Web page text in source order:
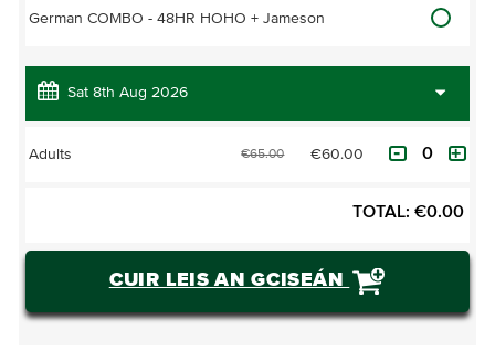
German COMBO - 48HR HOHO + Jameson
Adults €65.00 €60.00
TOTAL: €0.00
CUIR LEIS AN GCISEÁN